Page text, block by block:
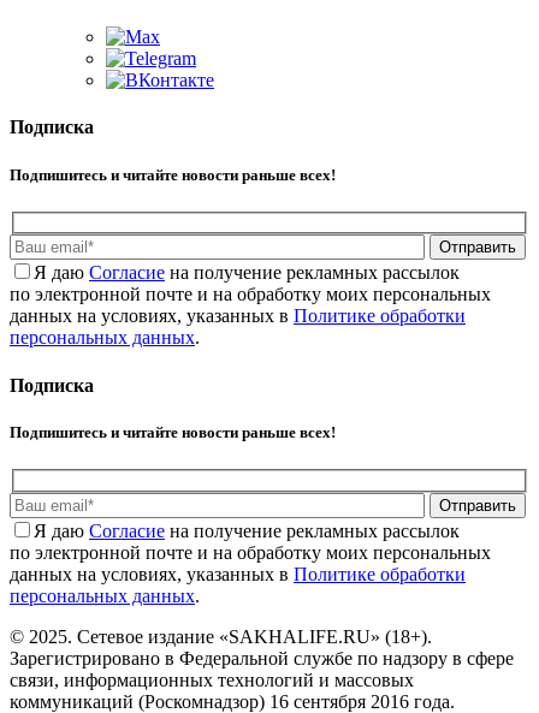
Подписка
Подпишитесь и читайте новости раньше всех!
Отправить
Я даю Cогласие на получение рекламных рассылок
по электронной почте и на обработку моих персональных
данных на условиях, указанных в Политике обработки
персональных данных.
Подписка
Подпишитесь и читайте новости раньше всех!
Отправить
Я даю Cогласие на получение рекламных рассылок
по электронной почте и на обработку моих персональных
данных на условиях, указанных в Политике обработки
персональных данных.
© 2025. Сетевое издание «SAKHALIFE.RU» (18+).
Зарегистрировано в Федеральной службе по надзору в сфере
связи, информационных технологий и массовых
коммуникаций (Роскомнадзор) 16 сентября 2016 года.